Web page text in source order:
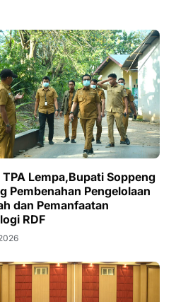
Lempa,Bupati Soppeng
Pembenahan Pengelolaan
dan Pemanfaatan
RDF